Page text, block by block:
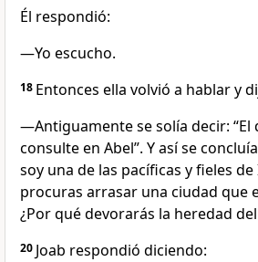
Él respondió:
—Yo escucho.
18 Entonces ella volvió a hablar y
—Antiguamente se solía decir: “El
consulte en Abel”. Y así se
soy una de las pacíficas y fieles
procuras arrasar una ciudad que
¿Por qué devorarás la heredad del
20 Joab respondió diciendo: